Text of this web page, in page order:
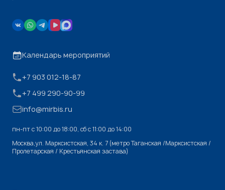
Календарь мероприятий
+7 903 012-18-87
+7 499 290-90-99
info@mirbis.ru
пн-пт с 10:00 до 18:00, cб с 11:00 до 14:00
Москва,ул. Марксистская, 34 к. 7 (метро Таганская /Марксистская /
Пролетарская / Крестьянская застава)